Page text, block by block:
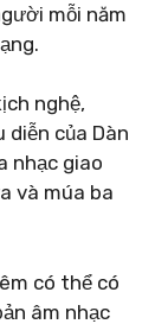
mỗi năm
nghệ,
diễn của Dàn
nhạc giao
và múa ba
có thể có
âm nhạc